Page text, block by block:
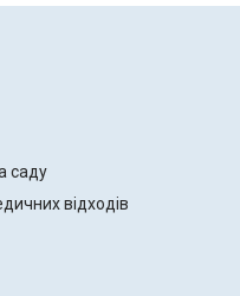
саду
відходів